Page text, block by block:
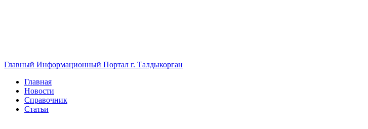
Главный Информационный Портал г. Талдыкорган
Главная
Новости
Справочник
Статьи